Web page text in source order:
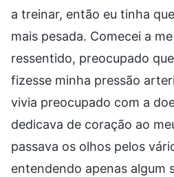
a treinar, então eu tinha
mais pesada. Comecei a
ressentido, preocupado
fizesse minha pressão
vivia preocupado com a
dedicava de coração ao
passava os olhos pelos
entendendo apenas algum